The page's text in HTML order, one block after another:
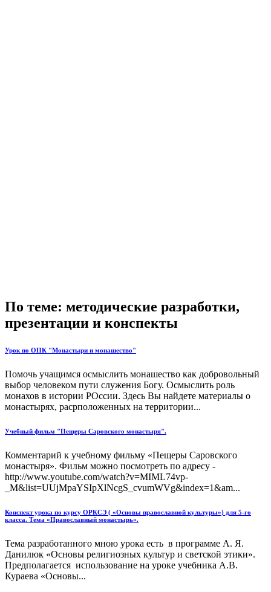
По теме: методические разработки,
презентации и конспекты
Урок по ОПК "Монастыри и монашество"
Помочь учащимся осмыслить монашество как добровольный
выбор человеком пути служения Богу. Осмыслить роль
монахов в истории РОссии. Здесь Вы найдете материалы о
монастырях, расрположенных на территории...
Учебный фильм "Пещеры Саровского монастыря".
Комментарий к учебному фильму «Пещеры Саровского
монастыря». Фильм можно посмотреть по адресу -
http://www.youtube.com/watch?v=MIML74vp-
_M&list=UUjMpaYSIpXlNcgS_cvumWVg&index=1&am...
Конспект урока по курсу ОРКСЭ ( «Основы православной культуры») для 5-го
класса. Тема «Православный монастырь».
Тема разработанного мною урока есть в программе А. Я.
Данилюк «Основы религиозных культур и светской этики».
Предполагается использование на уроке учебника А.В.
Кураева «Основы...